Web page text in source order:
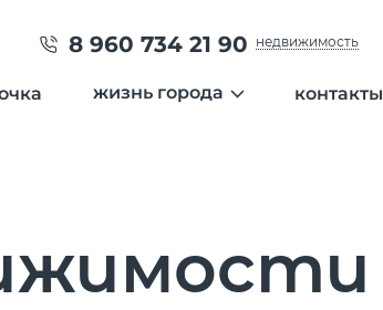
8 960 734 21 90 недвижимость
жизнь города контакты